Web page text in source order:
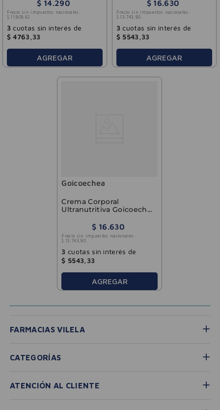
$ 14.290
Precio sin impuestos nacionales:
$ 11 .809, 92
3 cuotas sin interés de
$ 4763,33
AGREGAR
$ 16.630
Precio sin impuestos nacionales:
$ 13 .743 , 80
3 cuotas sin interés de
$ 5543,33
AGREGAR
Goicoechea
Crema Corporal
Ultranutritiva Goicoeche
$ 16.630
Precio sin impuestos nacionales:
$ 13 .743 ,80
3 cuotas sin interés de
$ 5543 33
AGREGAR
FARMACIAS VILELA
CATEGORÍAS
ATENCIÓN AL CLIENTE